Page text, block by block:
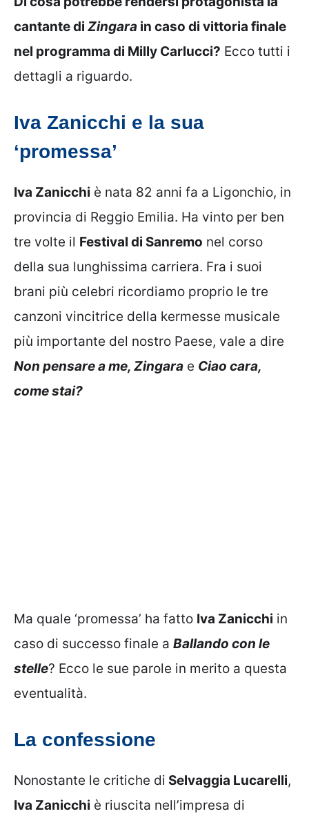
cantante di Zingara in caso di vittoria finale
nel programma di Milly Carlucci? Ecco tutti i
dettagli a riguardo.
Iva Zanicchi e la sua
‘promessa’
Iva Zanicchi è nata 82 anni fa a Ligonchio, in
provincia di Reggio Emilia. Ha vinto per ben
tre volte il Festival di Sanremo nel corso
della sua lunghissima carriera. Fra i suoi
brani più celebri ricordiamo proprio le tre
canzoni vincitrice della kermesse musicale
più importante del nostro Paese, vale a dire
Non pensare a me, Zingara e Ciao cara,
come stai?
Ma quale ‘promessa’ ha fatto Iva Zanicchi in
caso di successo finale a Ballando con le
stelle? Ecco le sue parole in merito a questa
eventualità.
La confessione
Nonostante le critiche di Selvaggia Lucarelli,
Iva Zanicchi è riuscita nell’impresa di